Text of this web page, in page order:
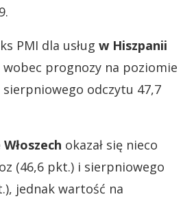
PMI dla usług w Hiszpanii
wobec prognozy na poziomie
odczytu 47,7
okazał się nieco
(46,6 pkt.) i sierpniowego
jednak wartość na